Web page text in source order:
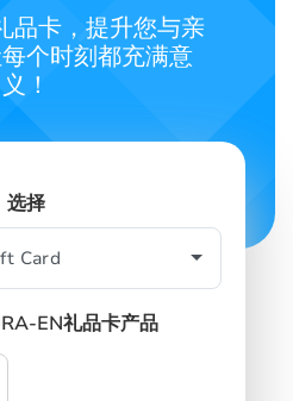
品卡，提升您与亲
个时刻都充满意
义！
选择
EN礼品卡产品